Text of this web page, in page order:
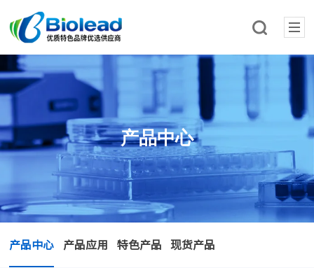
产品中心
产品中心 产品应用 特色产品 现货产品